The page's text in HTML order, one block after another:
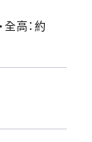
高：約